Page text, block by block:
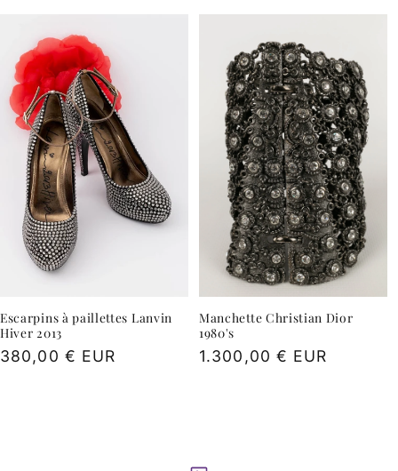
Escarpins à paillettes Lanvin
Hiver 2013
Prix
380,00 € EUR
Manchette Christian Dior
1980's
Prix
1.300,00 € EUR